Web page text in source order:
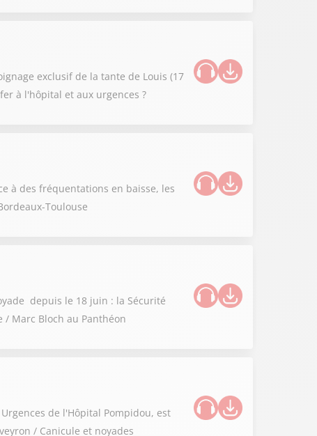
exclusif de la tante de Louis (17
à l'hôpital et aux urgences ?
à des fréquentations en baisse, les
Toulouse
depuis le 18 juin : la Sécurité
Marc Bloch au Panthéon
de l'Hôpital Pompidou, est
/ Canicule et noyades